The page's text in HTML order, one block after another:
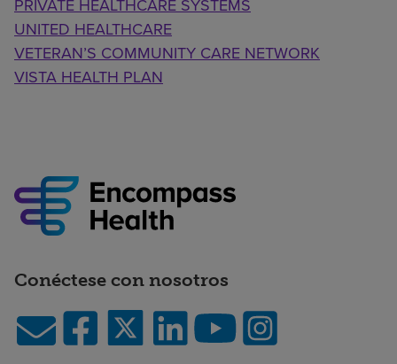
PRIVATE HEALTHCARE SYSTEMS
UNITED HEALTHCARE
VETERAN’S COMMUNITY CARE NETWORK
VISTA HEALTH PLAN
Conéctese con nosotros